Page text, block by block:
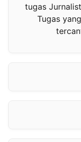
tugas
Tugas